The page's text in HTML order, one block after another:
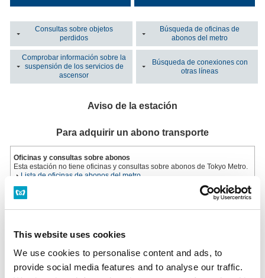
This website uses cookies
We use cookies to personalise content and ads, to
provide social media features and to analyse our traffic.
Consultas sobre objetos
perdidos
Búsqueda de oficinas de
abonos del metro
Comprobar información sobre la
suspensión de los servicios de
ascensor
Búsqueda de conexiones con
otras líneas
Aviso de la estación
Para adquirir un abono transporte
Oficinas y consultas sobre abonos
Esta estación no tiene oficinas y consultas sobre abonos de Tokyo Metro.
Lista de oficinas de abonos del metro
Máquina de billetes multifuncional
Máquina de billetes multifuncional
¿Ha perdido un objeto?